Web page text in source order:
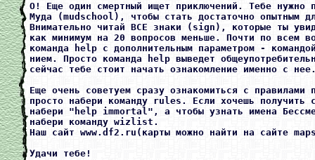
О! Еще один смертный ищет приключений. Тебе нужно
Муда (mudschool), чтобы стать достаточно опытным
Внимательно читай ВСЕ знаки (sign), которые ты
как минимум на 20 вопросов меньше. Почти по всем
команда help с дополнительным параметром -
нием. Просто команда help выведет
сейчас тебе стоит начать ознакомление именно с
Еще очень советуем сразу ознакомиться с
просто набери команду rules. Если хочешь получить
набери "help immortal", а чтобы узнать имена
набери команду wizlist.
Наш сайт www.df2.ru(карты можно найти на сайте
Удачи тебе!